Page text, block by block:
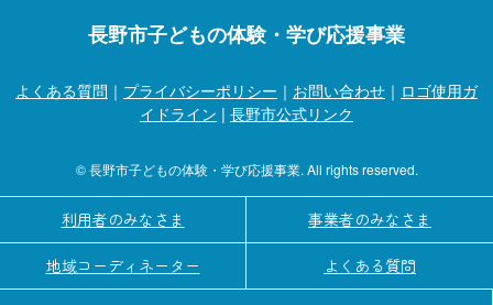
長野市子どもの体験・学び応援事業
よくある質問 ｜ プライバシーポリシー ｜ お問い合わせ ｜ ロゴ使用ガ
イドライン | 長野市公式リンク
© 長野市子どもの体験・学び応援事業. All rights reserved.
利用者のみなさま 事業者のみなさま
地域コーディネーター よくある質問